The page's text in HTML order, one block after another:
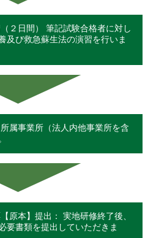
２日間） 筆記試験合格者に対し
及び救急蘇生法の演習を行いま
属事業所（法人内他事業所を含
原本】提出： 実地研修終了後、
要書類を提出していただきま